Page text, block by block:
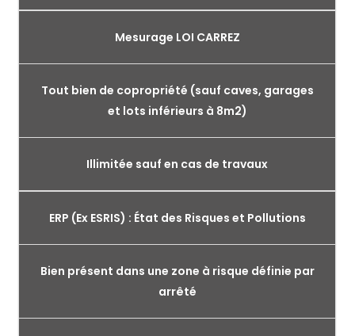
Mesurage LOI CARREZ
Tout bien de copropriété (sauf caves, garages
et lots inférieurs à 8m2)
Illimitée sauf en cas de travaux
ERP (Ex ESRIS) : État des Risques et Pollutions
Bien présent dans une zone à risque définie par
arrêté